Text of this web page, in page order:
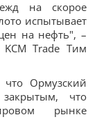
на скорое
испытывает
на нефть", –
Trade Тим
что Ормузский
закрытым, что
рынке